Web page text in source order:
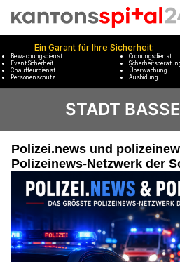
STADT
Polizei.news und
Polizeinews-Netzwerk der